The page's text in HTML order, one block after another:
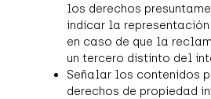
los derechos
indicar la
en caso de que la
un tercero distinto del
Señalar los contenidos
derechos de propiedad